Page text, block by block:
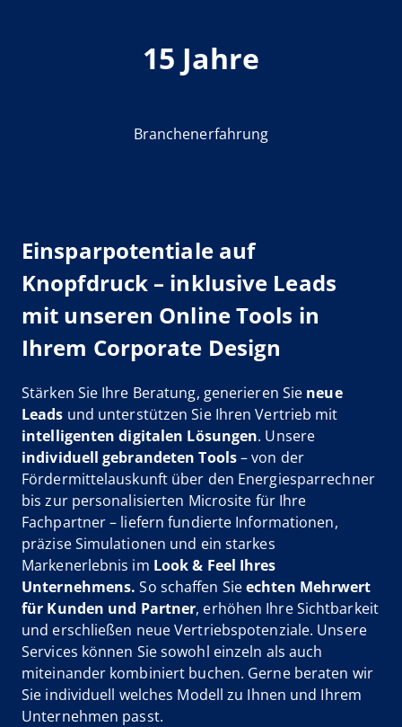
15 Jahre
Branchenerfahrung
Einsparpotentiale auf
Knopfdruck – inklusive Leads
mit unseren Online Tools in
Ihrem Corporate Design
Stärken Sie Ihre Beratung, generieren Sie neue
Leads und unterstützen Sie Ihren Vertrieb mit
intelligenten digitalen Lösungen. Unsere
individuell gebrandeten Tools– von der
Fördermittelauskunft über den Energiesparrechner
bis zur personalisierten Microsite für Ihre
Fachpartner – liefern fundierte Informationen,
präzise Simulationen und ein starkes
Markenerlebnis im Look & Feel Ihres
Unternehmens. So schaffen Sieechten Mehrwert
für Kunden und Partner, erhöhen Ihre Sichtbarkeit
und erschließen neue Vertriebspotenziale. Unsere
Services können Sie sowohl einzeln als auch
miteinander kombiniert buchen. Gerne beraten wir
Sie individuell welches Modell zu Ihnen und Ihrem
Unternehmen passt.